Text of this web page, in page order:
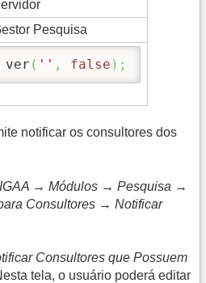
Pesquisa
ver ( '' , false ) ;
notificar os consultores dos
→ Módulos → Pesquisa →
Consultores → Notificar
Consultores que Possuem
tela, o usuário poderá editar